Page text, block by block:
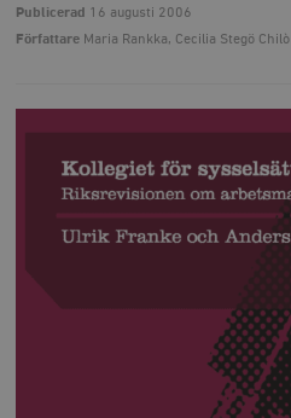
Publicerad 16 augusti 2006
Författare Maria Rankka, Cecilia Stegö Chilò